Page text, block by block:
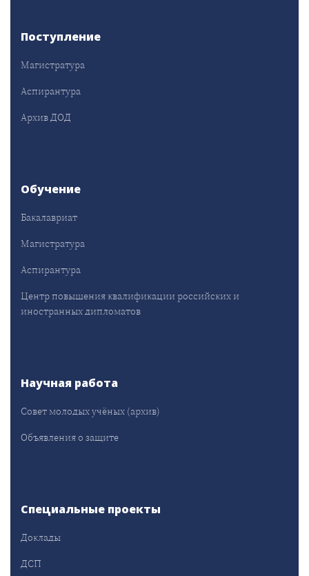
Поступление
Магистратура
Аспирантура
Архив ДОД
Обучение
Бакалавриат
Магистратура
Аспирантура
Центр повышения квалификации российских и
иностранных дипломатов
Научная работа
Совет молодых учёных (архив)
Объявления о защите
Специальные проекты
Доклады
ДСП